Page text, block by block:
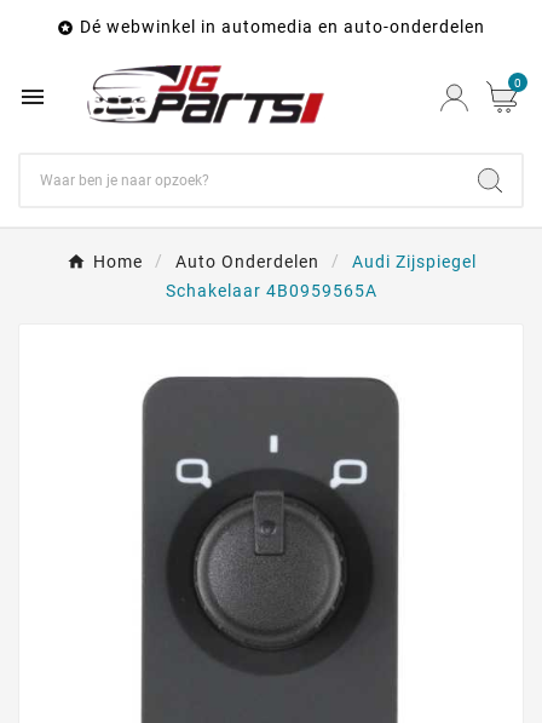
 Dé webwinkel in automedia en auto-onderdelen
 0
Home Auto Onderdelen
Audi Zijspiegel
Schakelaar 4B0959565A